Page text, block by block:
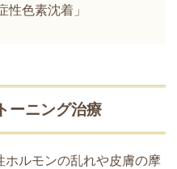
性色素沈着」
ーニング治療
ホルモンの乱れや皮膚の摩